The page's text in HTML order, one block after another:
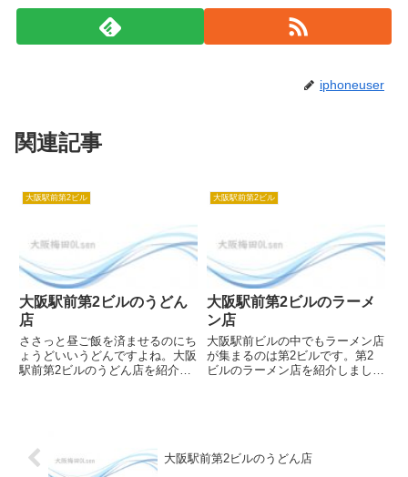
iphoneuser
関連記事
大阪駅前第2ビル
大阪駅前第2ビルのうどん
店
ささっと昼ご飯を済ませるのにち
ょうどいいうどんですよね。大阪
駅前第2ビルのうどん店を紹介し
熟...
大阪駅前第2ビル
大阪駅前第2ビルのラーメ
ン店
大阪駅前ビルの中でもラーメン店
が集まるのは第2ビルです。第2
ビルのラーメン店を紹介しましょ
大阪駅前第2ビルのうどん店